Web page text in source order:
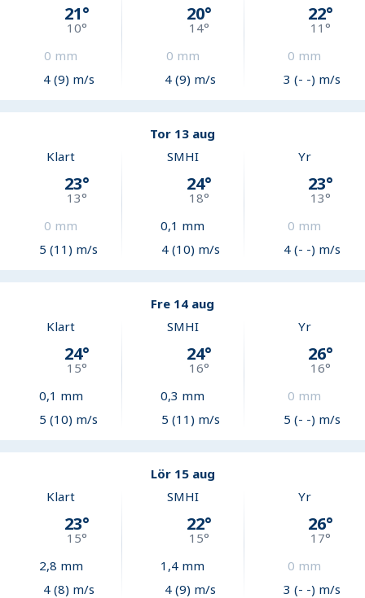
21°
10°
0 mm
4 (9) m/s
20°
14°
0 mm
4 (9) m/s
22°
11°
0 mm
3 (- -) m/s
Tor 13 aug
Klart
23°
13°
0 mm
5 (11) m/s
SMHI
24°
18°
0,1 mm
4 (10) m/s
Yr
23°
13°
0 mm
4 (- -) m/s
Fre 14 aug
Klart
24°
15°
0,1 mm
5 (10) m/s
SMHI
24°
16°
0,3 mm
5 (11) m/s
Yr
26°
16°
0 mm
5 (- -) m/s
Lör 15 aug
Klart
23°
15°
2,8 mm
4 (8) m/s
SMHI
22°
15°
1,4 mm
4 (9) m/s
Yr
26°
17°
0 mm
3 (- -) m/s